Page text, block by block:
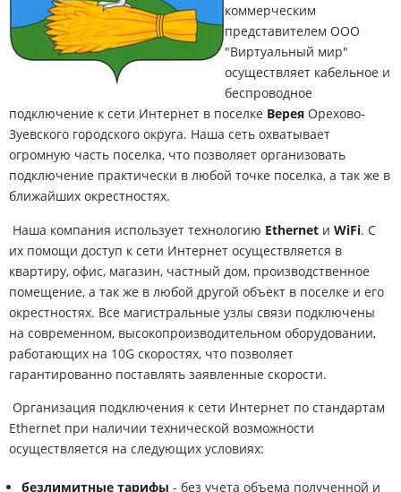
коммерческим
представителем ООО
"Виртуальный мир"
осуществляет кабельное и
беспроводное
подключение к сети Интернет в поселке Верея Орехово-
Зуевского городского округа. Наша сеть охватывает
огромную часть поселка, что позволяет организовать
подключение практически в любой точке поселка, а так же в
ближайших окрестностях.
Наша компания использует технологию Ethernet и WiFi. С
их помощи доступ к сети Интернет осуществляется в
квартиру, офис, магазин, частный дом, производственное
помещение, а так же в любой другой объект в поселке и его
окрестностях. Все магистральные узлы связи подключены
на современном, высокопроизводительном оборудовании,
работающих на 10G скоростях, что позволяет
гарантированно поставлять заявленные скорости.
Организация подключения к сети Интернет по стандартам
Ethernet при наличии технической возможности
осуществляется на следующих условиях:
безлимитные тарифы - без учета объема полученной и